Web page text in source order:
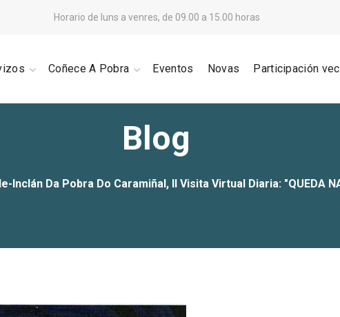
Horario de luns a venres, de 09.00 a 15.00 horas
Coñece A Pobra Eventos Novas Participación
Blog
Inclán Da Pobra Do Caramiñal, II Visita Virtual Diaria: "QUEDA